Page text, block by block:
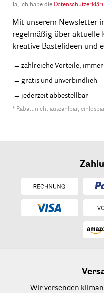
Ja, ich habe die
Mit unserem Newsletter
regelmäßig über aktuelle
kreative Bastelideen und
zahlreiche Vorteile,
gratis und unverbindlich
jederzeit abbestellbar
* Rabatt nicht auszahlbar,
Wir versenden